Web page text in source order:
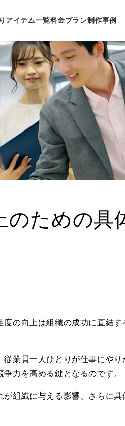
アイテム一覧料金プラン制作事例
のための具
の向上は組織の成功に直結す
業員一人ひとりが仕事にや
力を高める鍵となるのです。
組織に与える影響、さらに